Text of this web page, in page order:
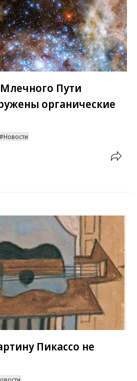
Пути
органические
Новости
Пикассо не